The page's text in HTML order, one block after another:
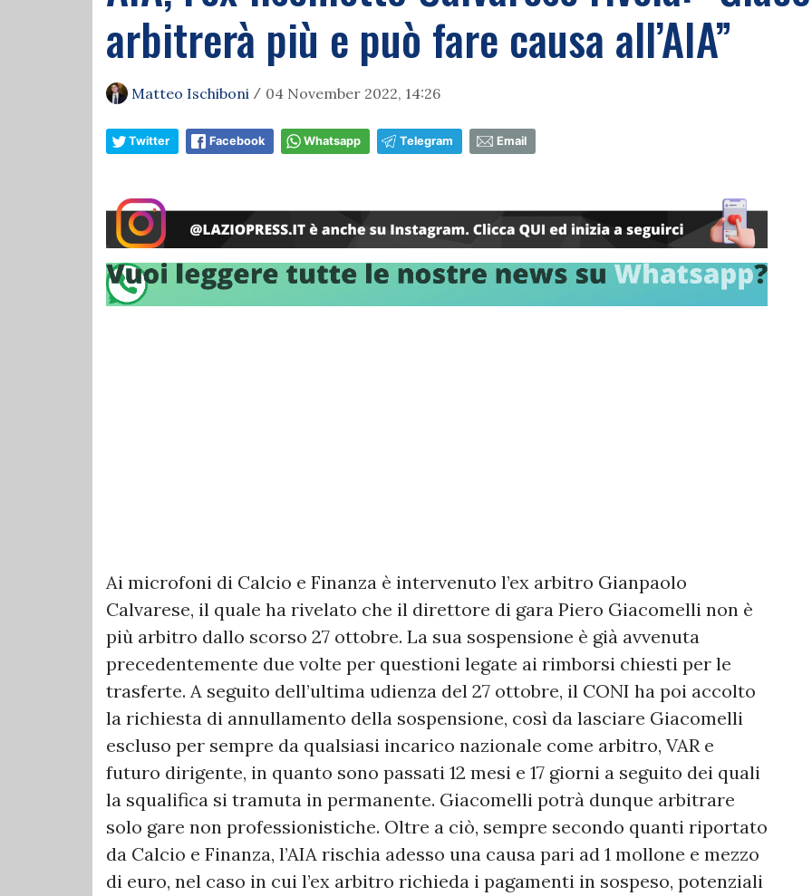
arbitrerà più e può fare causa all’AIA”
Matteo Ischiboni / 04 November 2022, 14:26
Twitter Facebook Whatsapp Telegram Email
Ai microfoni di Calcio e Finanza è intervenuto l’ex arbitro Gianpaolo
Calvarese, il quale ha rivelato che il direttore di gara Piero Giacomelli non è
più arbitro dallo scorso 27 ottobre. La sua sospensione è già avvenuta
precedentemente due volte per questioni legate ai rimborsi chiesti per le
trasferte. A seguito dell’ultima udienza del 27 ottobre, il CONI ha poi accolto
la richiesta di annullamento della sospensione, così da lasciare Giacomelli
escluso per sempre da qualsiasi incarico nazionale come arbitro, VAR e
futuro dirigente, in quanto sono passati 12 mesi e 17 giorni a seguito dei quali
la squalifica si tramuta in permanente. Giacomelli potrà dunque arbitrare
solo gare non professionistiche. Oltre a ciò, sempre secondo quanti riportato
da Calcio e Finanza, l’AIA rischia adesso una causa pari ad 1 mollone e mezzo
di euro, nel caso in cui l’ex arbitro richieda i pagamenti in sospeso, potenziali